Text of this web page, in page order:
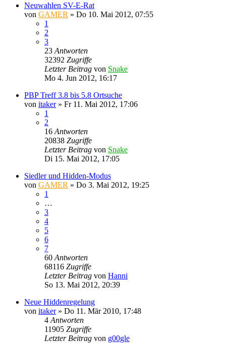
Neuwahlen SV-E-Rat
von GAMER » Do 10. Mai 2012, 07:55
1
2
3
23 Antworten
32392 Zugriffe
Letzter Beitrag von Snake
Mo 4. Jun 2012, 16:17
PBP Treff 3.8 bis 5.8 Ortsuche
von itaker» Fr 11. Mai 2012, 17:06
1
2
16 Antworten
20838 Zugriffe
Letzter Beitrag von Snake
Di 15. Mai 2012, 17:05
Siedler und Hidden-Modus
von GAMER » Do 3. Mai 2012, 19:25
1
…
3
4
5
6
7
60 Antworten
68116 Zugriffe
Letzter Beitrag von Hanni
So 13. Mai 2012, 20:39
Neue Hiddenregelung
von itaker» Do 11. Mär 2010, 17:48
4 Antworten
11905 Zugriffe
Letzter Beitrag von g00gle